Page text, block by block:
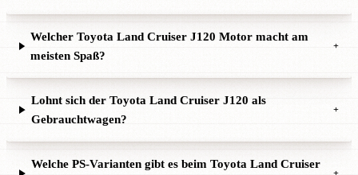
Welcher Toyota Land Cruiser J120 Motor macht am
meisten Spaß?
+
Lohnt sich der Toyota Land Cruiser J120 als
Gebrauchtwagen?
+
Welche PS-Varianten gibt es beim Toyota Land Cruiser